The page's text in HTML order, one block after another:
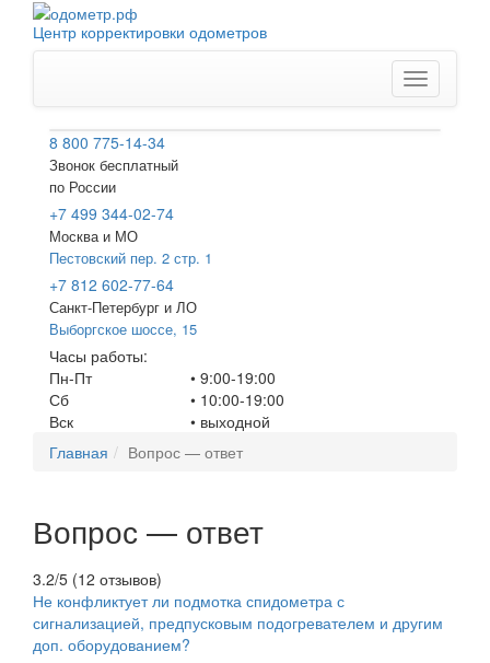
Центр корректировки одометров
Меню
8 800 775-14-34
Звонок бесплатный
по России
+7 499 344-02-74
Москва и МО
Пестовский пер. 2 стр. 1
+7 812 602-77-64
Санкт-Петербург и ЛО
Выборгское шоссе, 15
Часы работы:
Пн-Пт
Сб
Вск
• 9:00-19:00
• 10:00-19:00
• выходной
Главная
Вопрос — ответ
Вопрос — ответ
3.2/5 (12 отзывов)
Не конфликтует ли подмотка спидометра с
сигнализацией, предпусковым подогревателем и другим
доп. оборудованием?